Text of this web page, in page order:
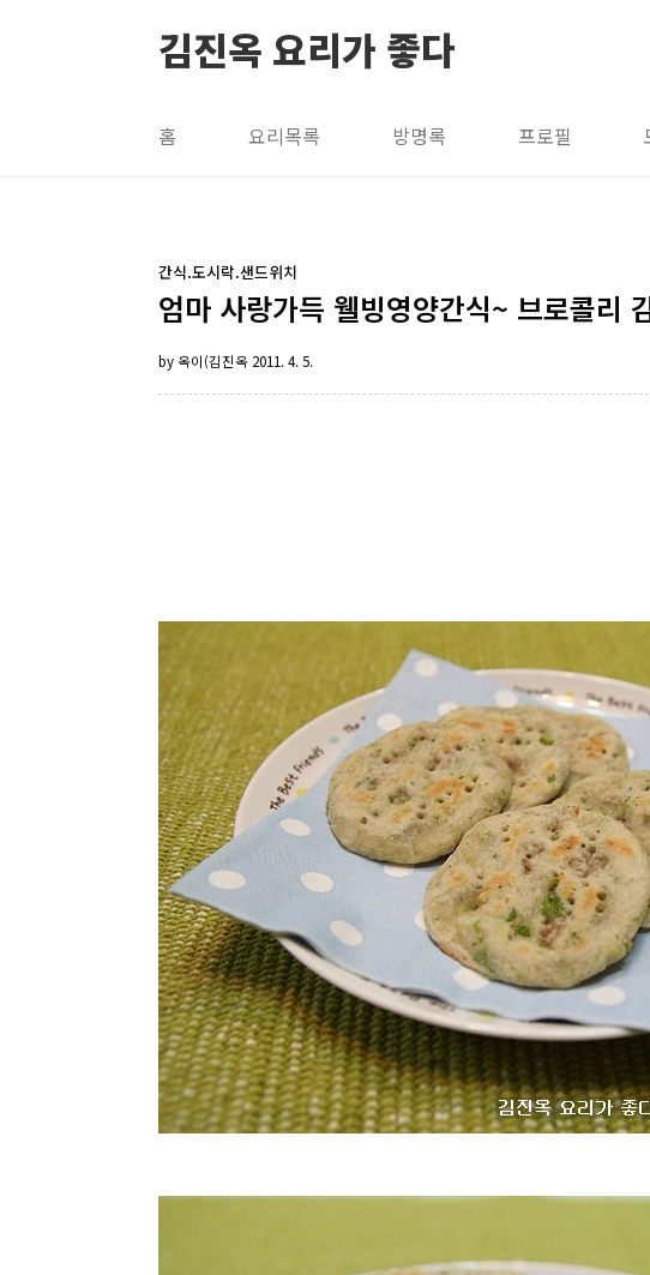
김진옥 요리가 좋다
홈 요리목록 방명록 프로필
간식.도시락.샌드위치
엄마 사랑가득 웰빙영양간식~ 브로콜리
by 옥이(김진옥 2011. 4. 5.